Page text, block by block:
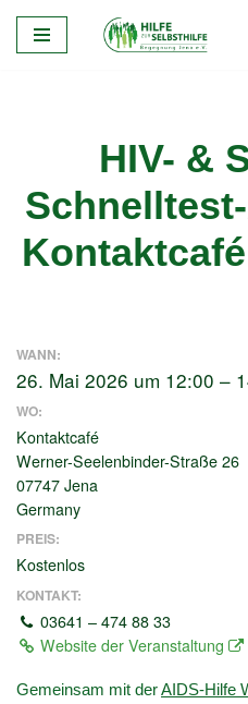
Zum
HIV- &
WANN:
26. Mai 2026 um 12:00 –
WO:
Kontaktcafé
Werner-Seelenbinder-Straße 26
07747 Jena
Germany
PREIS:
Kostenlos
KONTAKT:
03641 – 474 88 33
Website der Veranstaltung
Gemeinsam mit derAIDS-Hilfe